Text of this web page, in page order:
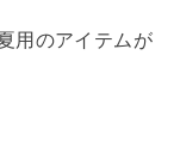
用のアイテムが